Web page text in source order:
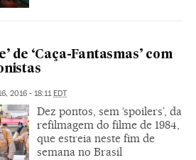
de ‘Caça-Fantasmas’ com
2016 - 18:11 EDT
Dez pontos, sem ‘spoilers’, da
refilmagem do filme de 1984,
que estreia neste fim de
semana no Brasil